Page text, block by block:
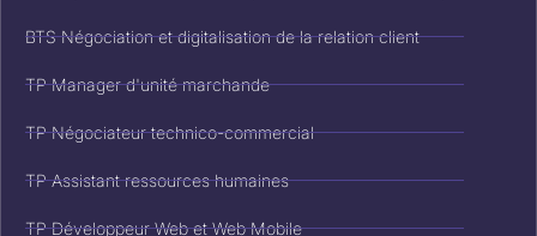
BTS Négociation et digitalisation de la relation client
TP Manager d'unité marchande
TP Négociateur technico-commercial
TP Assistant ressources humaines
TP Développeur Web et Web Mobile